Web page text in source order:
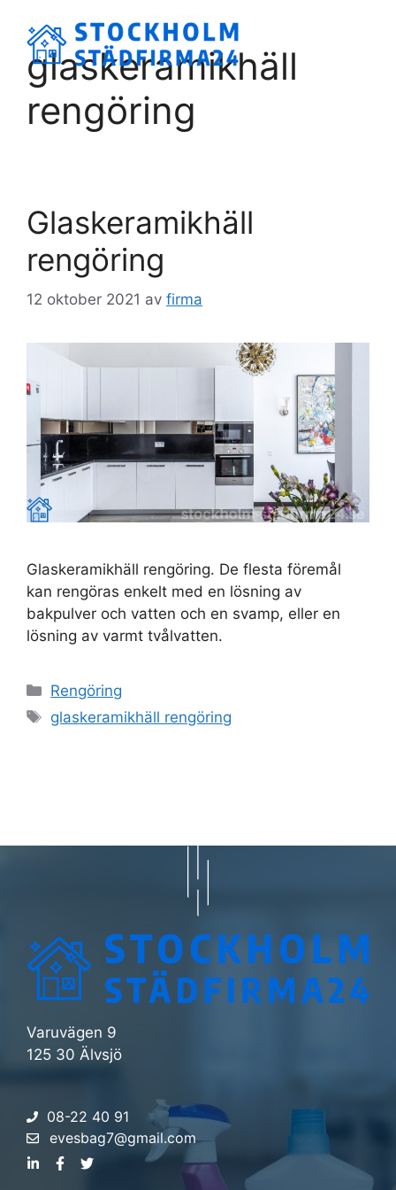
innehållglaskeramikhäll
rengöring
Glaskeramikhäll
rengöring
12 oktober 2021 av firma
Glaskeramikhäll rengöring. De flesta föremål
kan rengöras enkelt med en lösning av
bakpulver och vatten och en svamp, eller en
lösning av varmt tvålvatten.
Kategorier
Rengöring
Etiketter
glaskeramikhäll rengöring
Varuvägen 9
125 30 Älvsjö
08-22 40 91
evesbag7@gmail.com